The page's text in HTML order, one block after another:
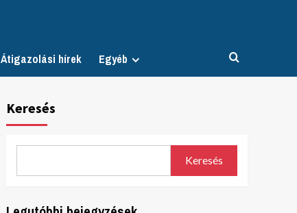
Átigazolási hírek Egyéb
Keresés
Keresés